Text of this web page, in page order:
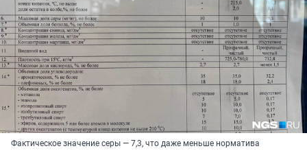
Фактическое значение серы — 7,3, что даже меньше норматива